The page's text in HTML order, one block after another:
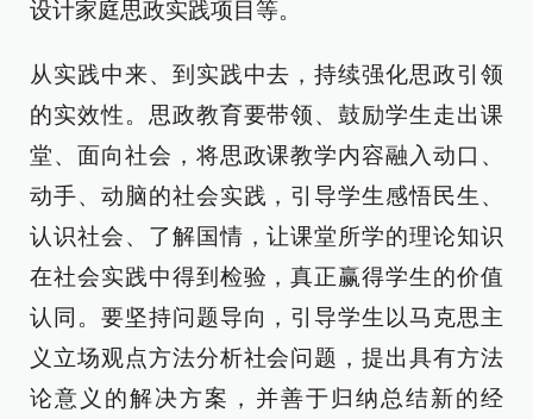
设计家庭思政实践项目等。
从实践中来、到实践中去，持续强化思政引领
的实效性。思政教育要带领、鼓励学生走出课
堂、面向社会，将思政课教学内容融入动口、
动手、动脑的社会实践，引导学生感悟民生、
认识社会、了解国情，让课堂所学的理论知识
在社会实践中得到检验，真正赢得学生的价值
认同。要坚持问题导向，引导学生以马克思主
义立场观点方法分析社会问题，提出具有方法
论意义的解决方案，并善于归纳总结新的经